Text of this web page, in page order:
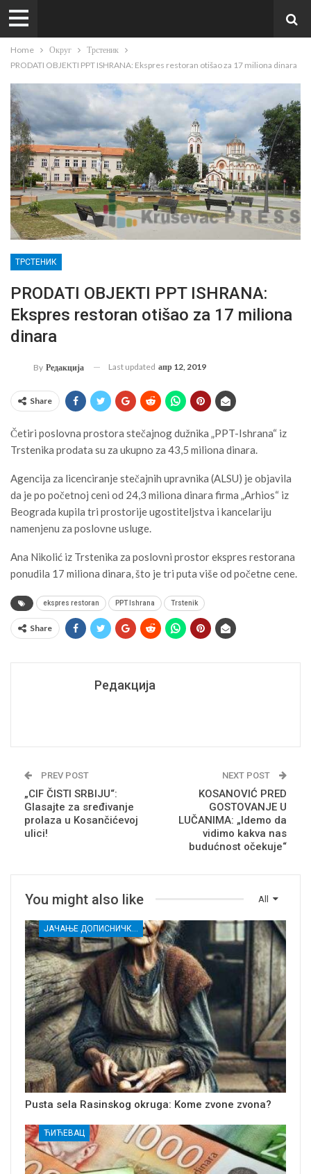
Home Округ
Трстеник
PRODATI OBJEKTI PPT ISHRANA: Ekspres restoran otišao za 17 miliona dinara
ТРСТЕНИК
PRODATI OBJEKTI PPT ISHRANA:
Ekspres restoran otišao za 17 miliona
dinara
By Редакција Last updated апр 12, 2019
Share
Četiri poslovna prostora stečajnog dužnika „PPT-Ishrana“ iz
Trstenika prodata su za ukupno za 43,5 miliona dinara.
Agencija za licenciranje stečajnih upravnika (ALSU) je objavila
da je po početnoj ceni od 24,3 miliona dinara firma „Arhios“ iz
Beograda kupila tri prostorije ugostiteljstva i kancelariju
namenjenu za poslovne usluge.
Ana Nikolić iz Trstenika za poslovni prostor ekspres restorana
ponudila 17 miliona dinara, što je tri puta više od početne cene.
ekspres restoran PPT Ishrana Trstenik
Share
Редакција
PREV POST
„CIF ČISTI SRBIJU“:
Glasajte za sređivanje
prolaza u Kosančićevoj
ulici!
NEXT POST
KOSANOVIĆ PRED
GOSTOVANJE U
LUČANIMA: „Idemo da
vidimo kakva nas
budućnost očekuje“
All
You might also like
Pusta sela Rasinskog okruga: Kome zvone zvona?
ЋИЋЕВАЦ